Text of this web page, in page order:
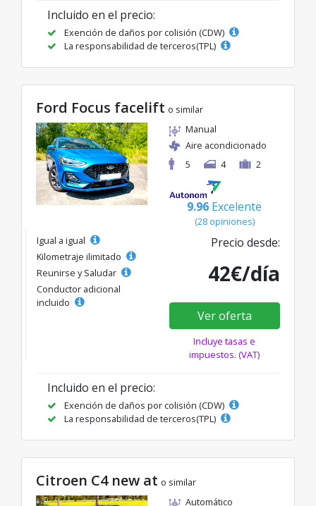
Incluido en el precio:
Exención de daños por colisión (CDW)
La responsabilidad de terceros(TPL)
Ford Focus facelift o similar
Manual
Aire acondicionado
5
4 2
9.96 Excelente
(28 opiniones)
Igual a igual
Kilometraje ilimitado
Reunirse y Saludar
Conductor adicional
incluido
Precio desde:
42€/día
Ver oferta
Incluye tasas e
impuestos. (VAT)
Incluido en el precio:
Exención de daños por colisión (CDW)
La responsabilidad de terceros(TPL)
Citroen C4 new at o similar
Automático